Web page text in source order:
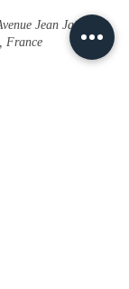
Jean Jaurès,
France